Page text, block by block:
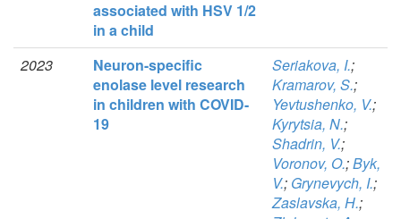
associated with HSV 1/2
in a child
2023
Neuron-specific
enolase level research
in children with COVID-
19
Seriakova, I.;
Kramarov, S.;
Yevtushenko, V.;
Kyrytsia, N.;
Shadrin, V.;
Voronov, O.;Byk,
V.; Grynevych, I.;
Zaslavska, H.;